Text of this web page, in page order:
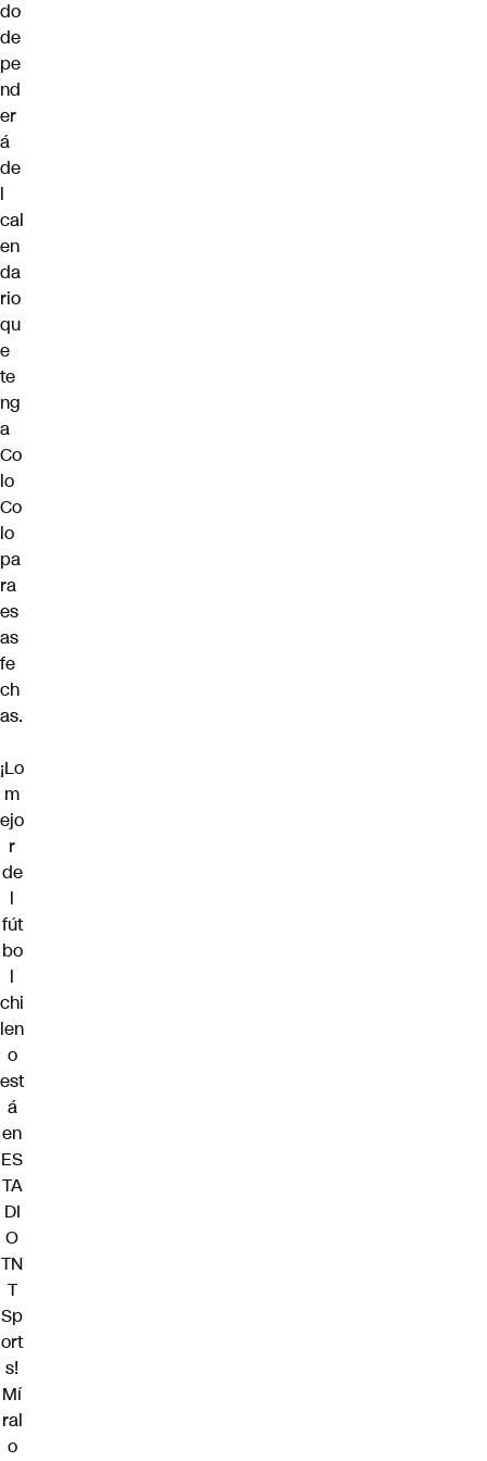
do
de
pe
nd
er
á
de
l
cal
en
da
rio
qu
e
te
ng
a
Co
lo
Co
lo
pa
ra
es
as
fe
ch
as.
¡Lo
m
ejo
r
de
l
fút
bo
l
chi
len
o
est
á
en
ES
TA
DI
O
TN
T
Sp
ort
s!
Mí
ral
o